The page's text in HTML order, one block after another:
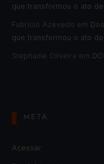
que transformou o ato
Fabrício Azevedo em
que transformou o ato
Stephanie Oliveira em
META
Acessar